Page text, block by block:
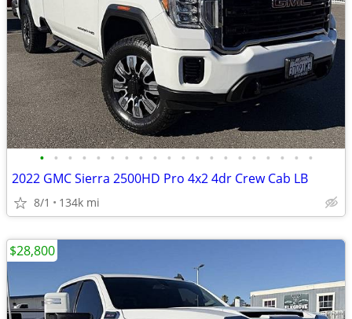
• • • • • • • • • • • • • • • • • • • •
2022 GMC Sierra 2500HD Pro 4x2 4dr Crew Cab LB
8/1 134k mi
$28,800